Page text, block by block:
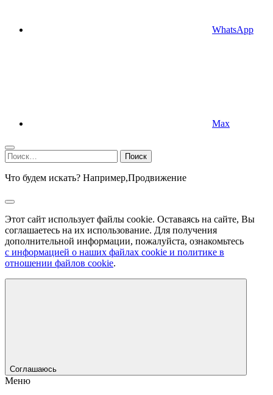
WhatsApp
Max
Найти:
Что будем искать? Например,Продвижение
Этот сайт использует файлы cookie. Оставаясь на сайте, Вы
соглашаетесь на их использование. Для получения
дополнительной информации, пожалуйста, ознакомьтесь
с информацией о наших файлах cookie и политике в
отношении файлов cookie.
Соглашаюсь
Меню